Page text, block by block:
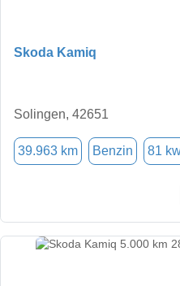
Skoda Kamiq
Solingen, 42651
39.963 km Benzin 81